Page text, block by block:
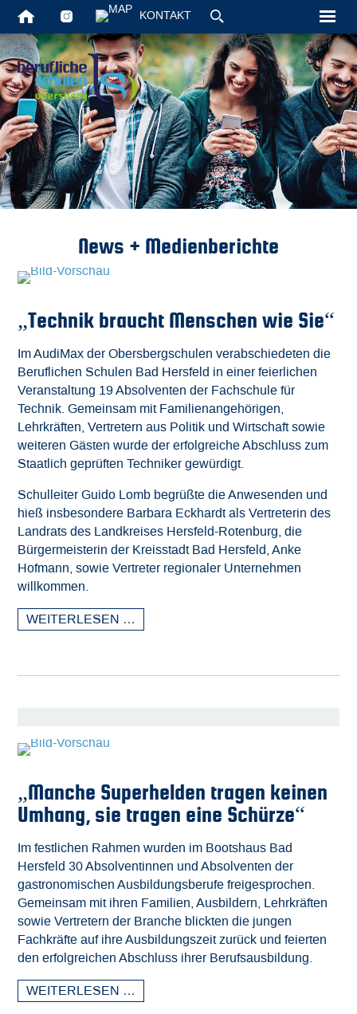
KONTAKT
News + Medienberichte
„Technik braucht Menschen wie Sie“
Im AudiMax der Obersbergschulen verabschiedeten die
Beruflichen Schulen Bad Hersfeld in einer feierlichen
Veranstaltung 19 Absolventen der Fachschule für
Technik. Gemeinsam mit Familienangehörigen,
Lehrkräften, Vertretern aus Politik und Wirtschaft sowie
weiteren Gästen wurde der erfolgreiche Abschluss zum
Staatlich geprüften Techniker gewürdigt.
Schulleiter Guido Lomb begrüßte die Anwesenden und
hieß insbesondere Barbara Eckhardt als Vertreterin des
Landrats des Landkreises Hersfeld-Rotenburg, die
Bürgermeisterin der Kreisstadt Bad Hersfeld, Anke
Hofmann, sowie Vertreter regionaler Unternehmen
willkommen.
WEITERLESEN …
„Manche Superhelden tragen keinen
Umhang, sie tragen eine Schürze“
Im festlichen Rahmen wurden im Bootshaus Bad
Hersfeld 30 Absolventinnen und Absolventen der
gastronomischen Ausbildungsberufe freigesprochen.
Gemeinsam mit ihren Familien, Ausbildern, Lehrkräften
sowie Vertretern der Branche blickten die jungen
Fachkräfte auf ihre Ausbildungszeit zurück und feierten
den erfolgreichen Abschluss ihrer Berufsausbildung.
WEITERLESEN …
Startseite
Unsere
Schüler
Vollzeit
Downloads